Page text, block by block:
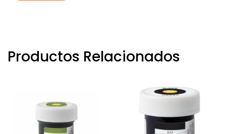
Productos Relacionados